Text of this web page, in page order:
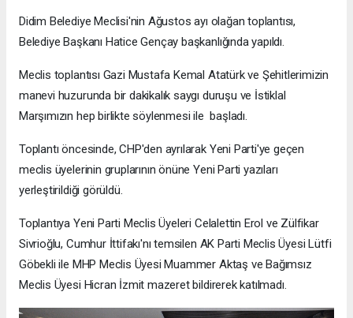
Didim Belediye Meclisi'nin Ağustos ayı olağan toplantısı,
Belediye Başkanı Hatice Gençay başkanlığında yapıldı.
Meclis toplantısı Gazi Mustafa Kemal Atatürk ve Şehitlerimizin
manevi huzurunda bir dakikalık saygı duruşu ve İstiklal
Marşımızın hep birlikte söylenmesi ile başladı.
Toplantı öncesinde, CHP'den ayrılarak Yeni Parti'ye geçen
meclis üyelerinin gruplarının önüne Yeni Parti yazıları
yerleştirildiği görüldü.
Toplantıya Yeni Parti Meclis Üyeleri Celalettin Erol ve Zülfikar
Sivrioğlu, Cumhur İttifakı'nı temsilen AK Parti Meclis Üyesi Lütfi
Göbekli ile MHP Meclis Üyesi Muammer Aktaş ve Bağımsız
Meclis Üyesi Hicran İzmit mazeret bildirerek katılmadı.